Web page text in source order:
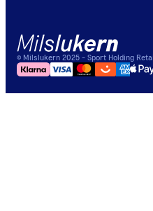
© Milslukern 2025 - Sport Holding